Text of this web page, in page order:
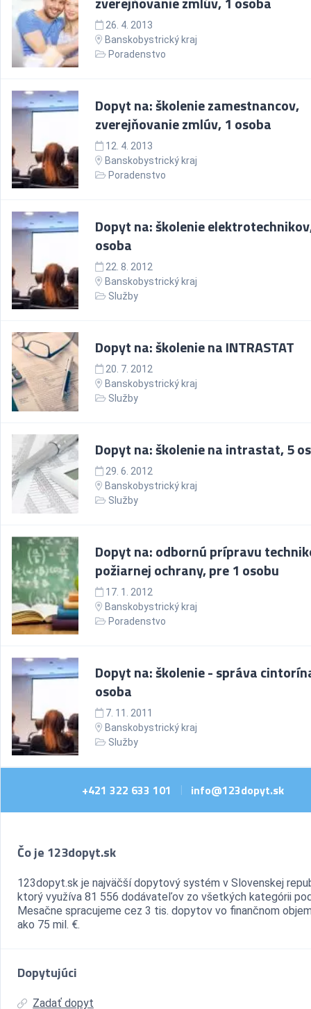
26. 4. 2013
Banskobystrický kraj
Poradenstvo
Dopyt na: školenie zamestnancov,
zverejňovanie zmlúv, 1 osoba
12. 4. 2013
Banskobystrický kraj
Poradenstvo
Dopyt na: školenie
osoba
22. 8. 2012
Banskobystrický kraj
Služby
Dopyt na: školenie na INTRASTAT
20. 7. 2012
Banskobystrický kraj
Služby
Dopyt na: školenie na intrastat, 5
29. 6. 2012
Banskobystrický kraj
Služby
Dopyt na: odbornú prípravu
požiarnej ochrany, pre 1 osobu
17. 1. 2012
Banskobystrický kraj
Poradenstvo
Dopyt na: školenie - správa
osoba
7. 11. 2011
Banskobystrický kraj
Služby
+421 322 633 101 | info@123dopyt.sk
Čo je 123dopyt.sk
123dopyt.sk je najväčší dopytový systém v Slovenskej
ktorý využíva 81 556 dodávateľov zo všetkých kategórii
Mesačne spracujeme cez 3 tis. dopytov vo finančnom
ako 75 mil. €.
Dopytujúci
Zadať dopyt